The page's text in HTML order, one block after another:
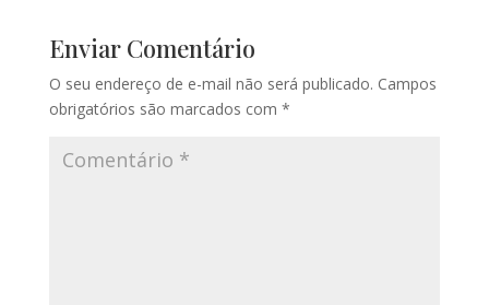
Enviar Comentário
O seu endereço de e-mail não será publicado. Campos
obrigatórios são marcados com *